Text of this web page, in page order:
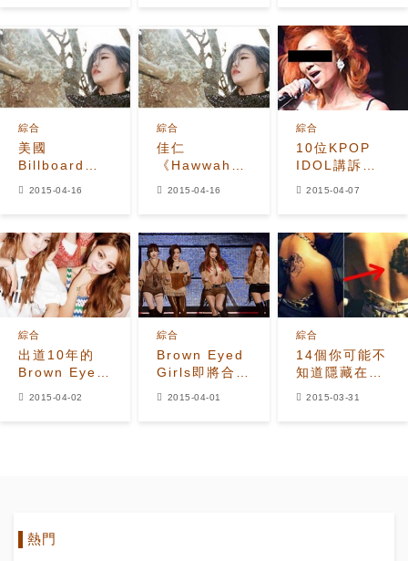
美國
Billboard榜
綜合
2015-04-16
佳仁
《Hawwah》
輯」
綜合
2015-04-16
10位KPOP
IDOL講訴令
綜合
2015-04-07
出道10年的
Brown Eyed
綜合
2015-04-02
Brown Eyed
Girls即將合體
綜合
2015-04-01
14個你可能不
知道隱藏在
綜合
2015-03-31
熱門